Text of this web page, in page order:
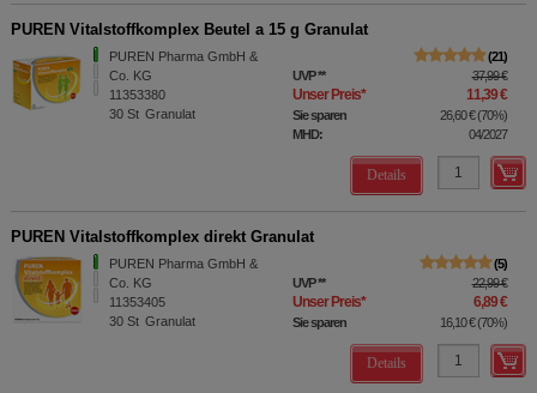
PUREN Vitalstoffkomplex Beutel a 15 g Granulat
PUREN Pharma GmbH &
Co. KG
11353380
30 St Granulat
21
UVP** 37,99 €
Unser Preis* 11,39 €
Sie sparen 26,60 €(70%)
MHD:
04/2027
Details
PUREN Vitalstoffkomplex direkt Granulat
PUREN Pharma GmbH &
Co. KG
11353405
30 St Granulat
5
UVP** 22,99 €
Unser Preis* 6,89 €
Sie sparen 16,10 €(70%)
Details